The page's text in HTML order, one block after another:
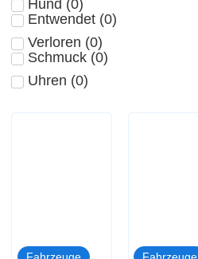
Hund (0)
Entwendet (0)
Verloren (0)
Schmuck (0)
Uhren (0)